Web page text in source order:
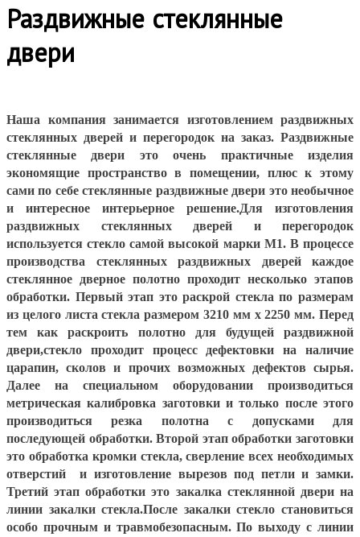
Раздвижные стеклянные
двери
Наша компания занимается изготовлением раздвижных
стеклянных дверей и перегородок на заказ. Раздвижные
стеклянные двери это очень практичные изделия
экономящие пространство в помещении, плюс к этому
сами по себе стеклянные раздвижные двери это необычное
и интересное интерьерное решение.Для изготовления
раздвижных стеклянных дверей и перегородок
используется стекло самой высокой марки М1. В процессе
производства стеклянных раздвижных дверей каждое
стеклянное дверное полотно проходит несколько этапов
обработки. Первый этап этораскрой стеклапо размерам
из целого листа стекла размером 3210 мм х 2250 мм. Перед
тем как раскроить полотно для будущей раздвижной
двери,стекло проходит процесс дефектовки на наличие
царапин, сколов и прочих возможных дефектов сырья.
Далее на специальном оборудовании производиться
метрическая калибровка заготовки и только после этого
производиться резка полотна с допусками для
последующей обработки. Второй этап обработки заготовки
это обработка кромки стекла,сверление всех необходимых
отверстий и изготовление вырезов под петли и замки.
Третий этап обработки это закалка стеклянной дверина
линии закалки стекла.После закалки стекло становиться
особо прочным и травмобезопасным. По выходу с линии